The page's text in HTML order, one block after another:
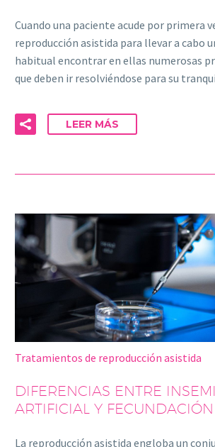
Cuando una paciente acude por primera
reproducción asistida para llevar a cabo
habitual encontrar en ellas numerosas
que deben ir resolviéndose para su
LEER MÁS
Tratamientos de reproducción asistida
DIFERENCIAS ENTRE
ARTIFICIAL Y
La reproducción asistida engloba un